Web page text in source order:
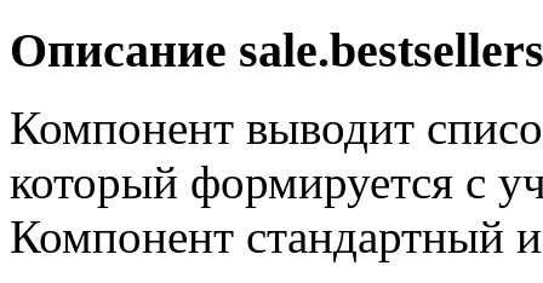
Описание sale.bestsellers
Компонент выводит
который формируется с
Компонент стандартный